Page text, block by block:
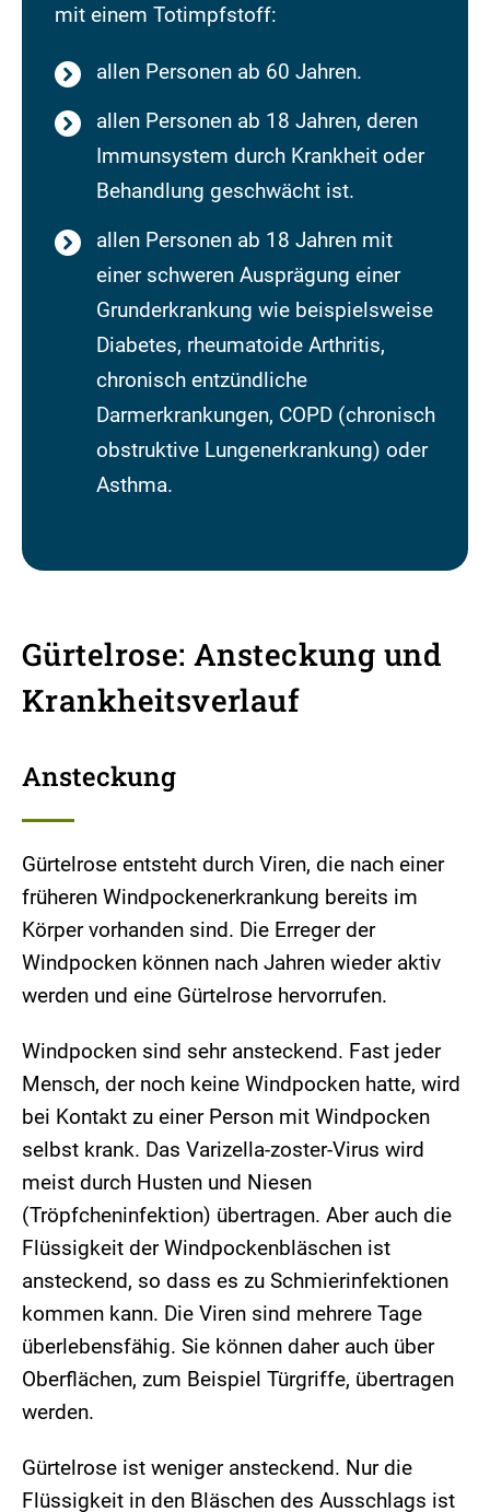
mit einem Totimpfstoff:
allen Personen ab 60 Jahren.
allen Personen ab 18 Jahren, deren
Immunsystem durch Krankheit oder
Behandlung geschwächt ist.
allen Personen ab 18 Jahren mit
einer schweren Ausprägung einer
Grunderkrankung wie beispielsweise
Diabetes, rheumatoide Arthritis,
chronisch entzündliche
Darmerkrankungen, COPD (chronisch
obstruktive Lungenerkrankung) oder
Asthma.
Gürtelrose: Ansteckung und
Krankheitsverlauf
Ansteckung
Gürtelrose entsteht durch Viren, die nach einer
früheren Windpockenerkrankung bereits im
Körper vorhanden sind. Die Erreger der
Windpocken können nach Jahren wieder aktiv
werden und eine Gürtelrose hervorrufen.
Windpocken sind sehr ansteckend. Fast jeder
Mensch, der noch keine Windpocken hatte, wird
bei Kontakt zu einer Person mit Windpocken
selbst krank. Das Varizella-zoster-Virus wird
meist durch Husten und Niesen
(Tröpfcheninfektion) übertragen. Aber auch die
Flüssigkeit der Windpockenbläschen ist
ansteckend, so dass es zu Schmierinfektionen
kommen kann. Die Viren sind mehrere Tage
überlebensfähig. Sie können daher auch über
Oberflächen, zum Beispiel Türgriffe, übertragen
werden.
Gürtelrose ist weniger ansteckend. Nur die
Flüssigkeit in den Bläschen des Ausschlags ist